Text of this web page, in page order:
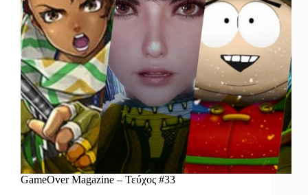
GameOver Magazine – Τεύχος #33